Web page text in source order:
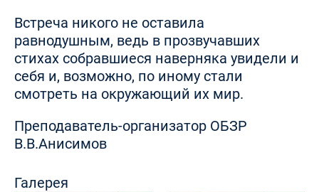
Встреча никого не оставила
равнодушным, ведь в прозвучавших
стихах собравшиеся наверняка увидели и
себя и, возможно, по иному стали
смотреть на окружающий их мир.
Преподаватель-организатор ОБЗР
В.В.Анисимов
Галерея